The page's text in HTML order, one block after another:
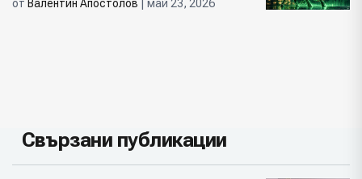
от Валентин Апостолов | май 23, 2026
Свързани публикации